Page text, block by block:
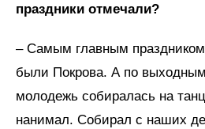
праздники отмечали?
– Самым главным праздником
были Покрова. А по
молодежь собиралась на
нанимал. Собирал с наших